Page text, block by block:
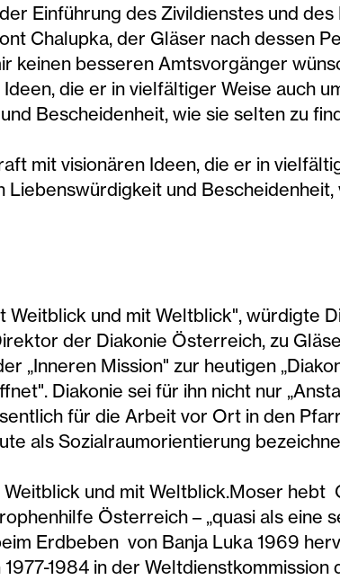
Einführung des Zivildienstes und
Chalupka, der Gläser nach dessen
keinen besseren Amtsvorgänger
die er in vielfältiger Weise auch
Bescheidenheit, wie sie selten zu
mit visionären Ideen, die er in
und Bescheidenheit,
Weitblick und mit Weltblick", würdigte
der Diakonie Österreich, zu
„Inneren Mission" zur heutigen
Diakonie sei für ihn nicht nur
für die Arbeit vor Ort in den
als Sozialraumorientierung
und mit Weltblick.Moser hebt
Österreich – „quasi als eine
Erdbeben von Banja Luka 1969
1984 in der